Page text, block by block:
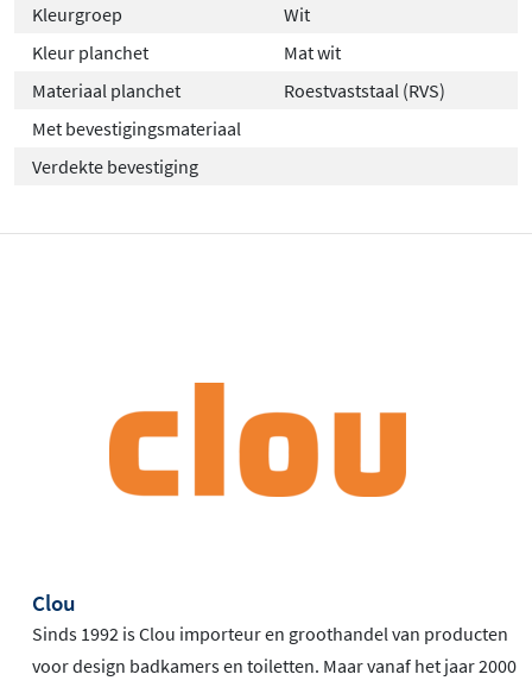
Kleurgroep
Wit
Kleur planchet
Mat wit
Materiaal planchet
Roestvaststaal (RVS)
Met bevestigingsmateriaal
Verdekte bevestiging
Clou
Sinds 1992 is Clou importeur en groothandel van producten
voor design badkamers en toiletten. Maar vanaf het jaar 2000